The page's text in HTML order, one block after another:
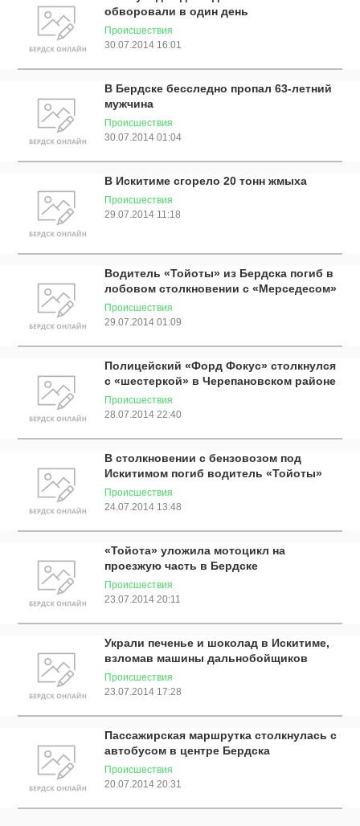
Происшествия
30.07.2014 16:01
обворовали в один день
Происшествия
30.07.2014 01:04
В Бердске бесследно пропал 63-летний
мужчина
Происшествия
29.07.2014 11:18
В Искитиме сгорело 20 тонн жмыха
Происшествия
29.07.2014 01:09
Водитель «Тойоты» из Бердска погиб в
лобовом столкновении с «Мерседесом»
Происшествия
28.07.2014 22:40
Полицейский «Форд Фокус» столкнулся
с «шестеркой» в Черепановском районе
Происшествия
24.07.2014 13:48
В столкновении с бензовозом под
Искитимом погиб водитель «Тойоты»
Происшествия
23.07.2014 20:11
«Тойота» уложила мотоцикл на
проезжую часть в Бердске
Происшествия
23.07.2014 17:28
Украли печенье и шоколад в Искитиме,
взломав машины дальнобойщиков
Происшествия
20.07.2014 20:31
Пассажирская маршрутка столкнулась с
автобусом в центре Бердска